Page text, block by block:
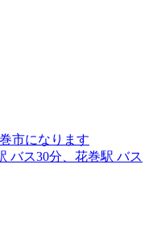
市になります
バス30分、花巻駅 バス